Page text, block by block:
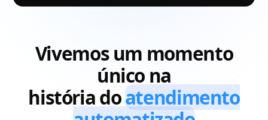
Vivemos um momento
único na
história doatendimento